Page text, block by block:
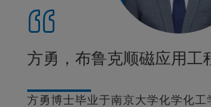
方勇，布鲁克顺磁应用工
方勇博士毕业于南京大学化学化工